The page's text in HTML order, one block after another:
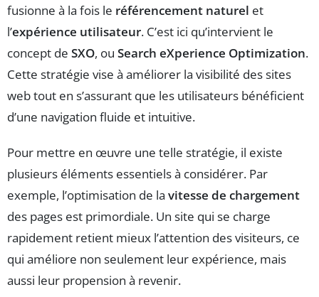
fusionne à la fois le référencement naturel et
l’expérience utilisateur. C’est ici qu’intervient le
concept de SXO, ou Search eXperience Optimization.
Cette stratégie vise à améliorer la visibilité des sites
web tout en s’assurant que les utilisateurs bénéficient
d’une navigation fluide et intuitive.
Pour mettre en œuvre une telle stratégie, il existe
plusieurs éléments essentiels à considérer. Par
exemple, l’optimisation de la vitesse de chargement
des pages est primordiale. Un site qui se charge
rapidement retient mieux l’attention des visiteurs, ce
qui améliore non seulement leur expérience, mais
aussi leur propension à revenir.